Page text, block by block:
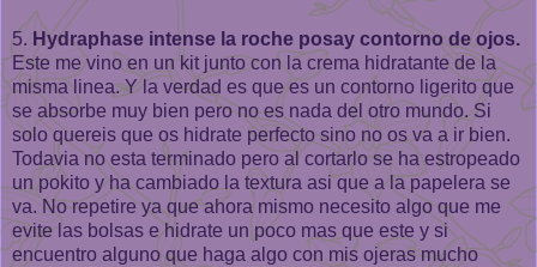
5.Hydraphase intense la roche posay contorno de ojos.
Este me vino en un kit junto con la crema hidratante de la
misma linea. Y la verdad es que es un contorno ligerito que
se absorbe muy bien pero no es nada del otro mundo. Si
solo quereis que os hidrate perfecto sino no os va a ir bien.
Todavia no esta terminado pero al cortarlo se ha estropeado
un pokito y ha cambiado la textura asi que a la papelera se
va. No repetire ya que ahora mismo necesito algo que me
evite las bolsas e hidrate un poco mas que este y si
encuentro alguno que haga algo con mis ojeras mucho